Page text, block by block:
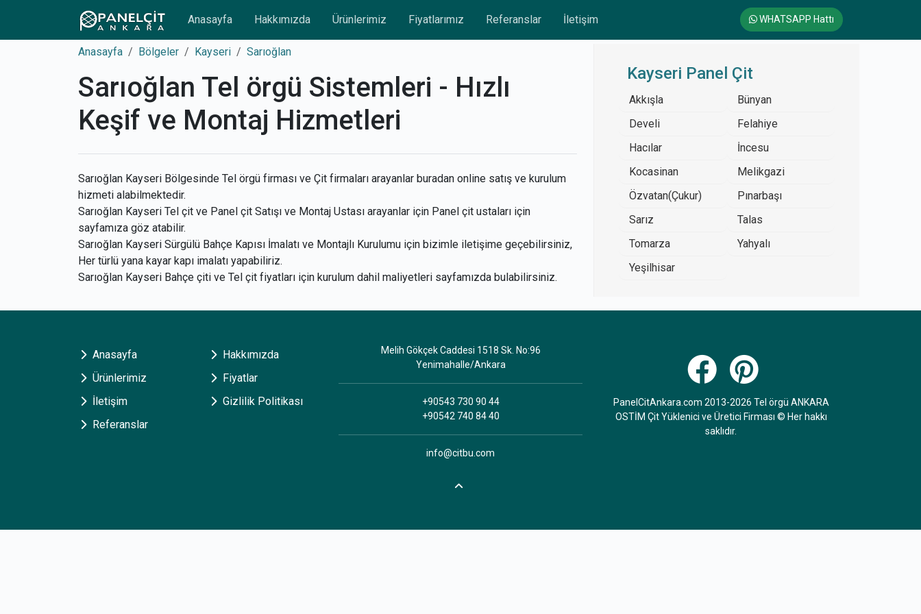
Anasayfa Hakkımızda Ürünlerimiz Fiyatlarımız Referanslar İletişim WHATSAPP Hattı
Anasayfa Bölgeler Kayseri Sarıoğlan
Sarıoğlan Tel örgü Sistemleri - Hızlı
Keşif ve Montaj Hizmetleri
Sarıoğlan Kayseri Bölgesinde Tel örgü firması ve Çit firmaları arayanlar buradan online satış ve kurulum
hizmeti alabilmektedir.
Sarıoğlan Kayseri Tel çit ve Panel çit Satışı ve Montaj Ustası arayanlar için Panel çit ustaları için
sayfamıza göz atabilir.
Sarıoğlan Kayseri Sürgülü Bahçe Kapısı İmalatı ve Montajlı Kurulumu için bizimle iletişime geçebilirsiniz,
Her türlü yana kayar kapı imalatı yapabiliriz.
Sarıoğlan Kayseri Bahçe çiti ve Tel çit fiyatları için kurulum dahil maliyetleri sayfamızda bulabilirsiniz.
Kayseri Panel Çit
Akkışla
Bünyan
Develi
Felahiye
Hacılar
İncesu
Kocasinan
Melikgazi
Özvatan(Çukur)
Pınarbaşı
Sarız
Talas
Tomarza
Yahyalı
Yeşilhisar
Anasayfa
Hakkımızda
Ürünlerimiz
Fiyatlar
İletişim
Gizlilik Politikası
Referanslar
Melih Gökçek Caddesi 1518 Sk. No:96
Yenimahalle/Ankara
+90543 730 90 44
+90542 740 84 40
info@citbu.com
PanelCitAnkara.com 2013-2026 Tel örgü ANKARA
OSTİM Çit Yüklenici ve Üretici Firması © Her hakkı
saklıdır.